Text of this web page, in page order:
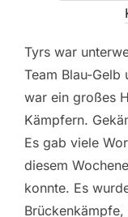
Tyrs war
Team Blau-Gelb
war ein großes
Kämpfern.
Es gab viele
diesem
konnte. Es